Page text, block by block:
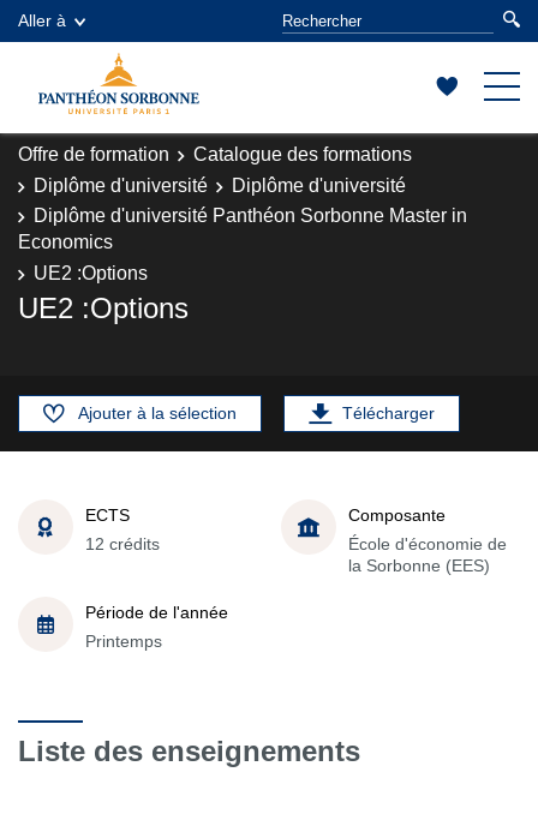
Aller à
Offre de formation
Catalogue des formations
Diplôme d'université
Diplôme d'université
Diplôme d'université Panthéon Sorbonne Master in
Economics
UE2 :Options
UE2 :Options
Ajouter à la sélection Télécharger
ECTS
12 crédits
Composante
École d'économie de
la Sorbonne (EES)
Période de l'année
Printemps
Liste des enseignements